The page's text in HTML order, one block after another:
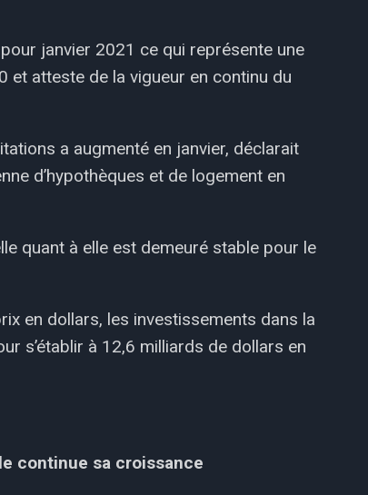
janvier 2021 ce qui représente une
et atteste de la vigueur en continu du
a augmenté en janvier, déclarait
d’hypothèques et de logement en
quant à elle est demeuré stable pour le
en dollars, les investissements dans la
s’établir à 12,6 milliards de dollars en
continue sa croissance